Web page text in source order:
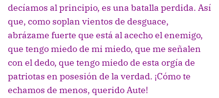
decíamos al principio, es una batalla perdida. Así
que, como soplan vientos de desguace,
abrázame fuerte que está al acecho el enemigo,
que tengo miedo de mi miedo, que me señalen
con el dedo, que tengo miedo de esta orgía de
patriotas en posesión de la verdad. ¡Cómo te
echamos de menos, querido Aute!